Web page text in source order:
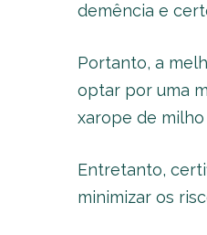
demência e
Portanto, a
optar por uma
xarope de
Entretanto,
minimizar os